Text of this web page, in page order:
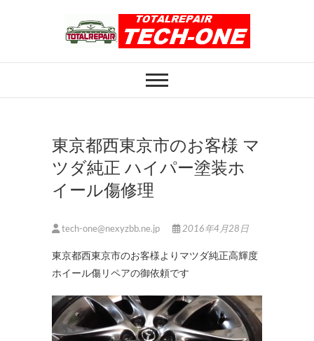
ホイール修理のト
ータルリペアテッ
クワン
東京都西東京市のお客様 マ
ツダ純正 ハイパー塗装ホ
イール傷修理
tech-one@nexyzbb.ne.jp 2016年4月28日
東京都西東京市のお客様よりマツダ純正高輝度
ホイール傷リペアの御依頼です